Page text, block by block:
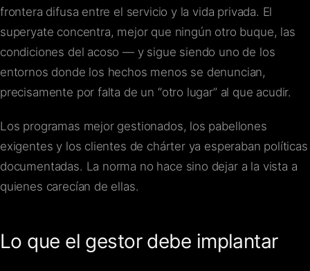
frontera difusa entre el servicio y la vida privada. El
superyate concentra, mejor que ningún otro buque, las
condiciones del acoso — y sigue siendo uno de los
entornos donde los hechos menos se denuncian,
precisamente por falta de un “otro lugar” al que acudir.
Los programas mejor gestionados, los pabellones
exigentes y los clientes de chárter ya esperaban políticas
documentadas. La norma no hace sino dejar a la vista a
quienes carecían de ellas.
Lo que el gestor debe implantar